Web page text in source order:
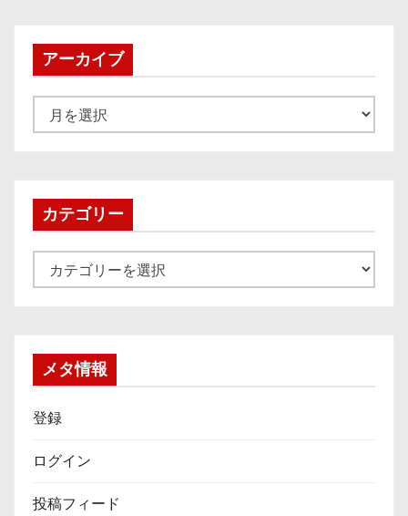
アーカイブ
ー
ブカテゴリー
テ
メタ情報
登録
ログイン
投稿フィード